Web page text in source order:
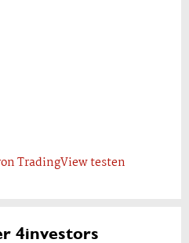
TradingView testen
4investors